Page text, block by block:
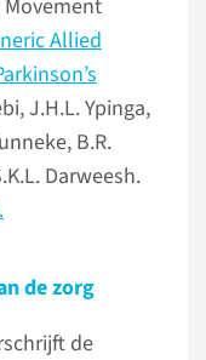
Allied
J.H.L. Ypinga,
B.R.
Darweesh.
de zorg
de